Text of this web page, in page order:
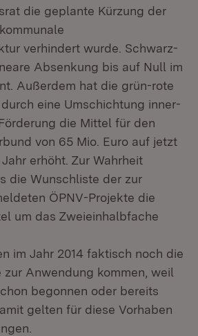
die geplante Kürzung der
verhindert wurde. Schwarz-
Absenkung bis auf Null im
Außerdem hat die grün-rote
eine Umschichtung inner-
die Mittel für den
von 65 Mio. Euro auf jetzt
erhöht. Zur Wahrheit
die Wunschliste der zur
ÖPNV-Projekte die
um das Zweieinhalbfache
im Jahr 2014 faktisch noch die
zur Anwendung kommen, weil
begonnen oder bereits
gelten für diese Vorhaben